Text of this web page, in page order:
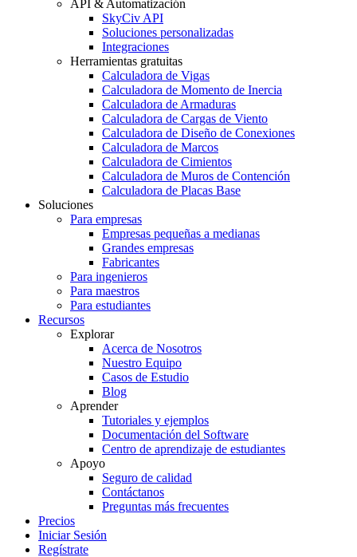
API & Automatización
SkyCiv API
Soluciones personalizadas
Integraciones
Herramientas gratuitas
Calculadora de Vigas
Calculadora de Momento de Inercia
Calculadora de Armaduras
Calculadora de Cargas de Viento
Calculadora de Diseño de Conexiones
Calculadora de Marcos
Calculadora de Cimientos
Calculadora de Muros de Contención
Calculadora de Placas Base
Soluciones
Para empresas
Empresas pequeñas a medianas
Grandes empresas
Fabricantes
Para ingenieros
Para maestros
Para estudiantes
Recursos
Explorar
Acerca de Nosotros
Nuestro Equipo
Casos de Estudio
Blog
Aprender
Tutoriales y ejemplos
Documentación del Software
Centro de aprendizaje de estudiantes
Apoyo
Seguro de calidad
Contáctanos
Preguntas más frecuentes
Precios
Iniciar Sesión
Regístrate